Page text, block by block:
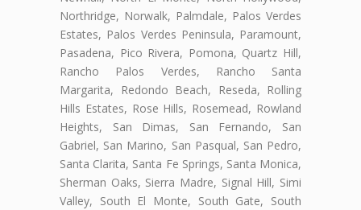
Northridge, Norwalk, Palmdale, Palos Verdes
Estates, Palos Verdes Peninsula, Paramount,
Pasadena, Pico Rivera, Pomona, Quartz Hill,
Rancho Palos Verdes, Rancho Santa
Margarita, Redondo Beach, Reseda, Rolling
Hills Estates, Rose Hills, Rosemead, Rowland
Heights, San Dimas, San Fernando, San
Gabriel, San Marino, San Pasqual, San Pedro,
Santa Clarita, Santa Fe Springs, Santa Monica,
Sherman Oaks, Sierra Madre, Signal Hill, Simi
Valley, South El Monte, South Gate, South